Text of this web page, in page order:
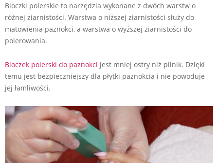
Bloczki polerskie to narzędzia wykonane z dwóch warstw o
różnej ziarnistości. Warstwa o niższej ziarnistości służy do
matowienia paznokci, a warstwa o wyższej ziarnistości do
polerowania.
Bloczek polerski do paznokci jest mniej ostry niż pilnik. Dzięki
temu jest bezpieczniejszy dla płytki paznokcia i nie powoduje
jej łamliwości.